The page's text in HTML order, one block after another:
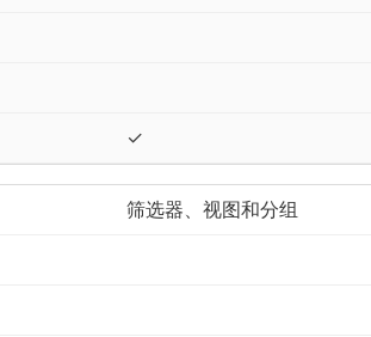
✓
筛选器、视图和分组